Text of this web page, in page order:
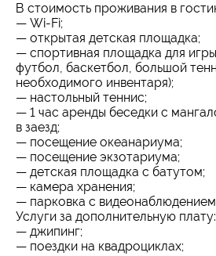
В стоимость проживания в
— Wi-Fi;
— открытая детская площадка;
— спортивная площадка для
футбол, баскетбол, большой
необходимого инвентаря);
— настольный теннис;
— 1 час аренды беседки с
в заезд;
— посещение океанариума;
— посещение экзотариума;
— детская площадка с батутом;
— камера хранения;
— парковка с
Услуги за дополнительную плату:
— джипинг;
— поездки на квадроциклах;